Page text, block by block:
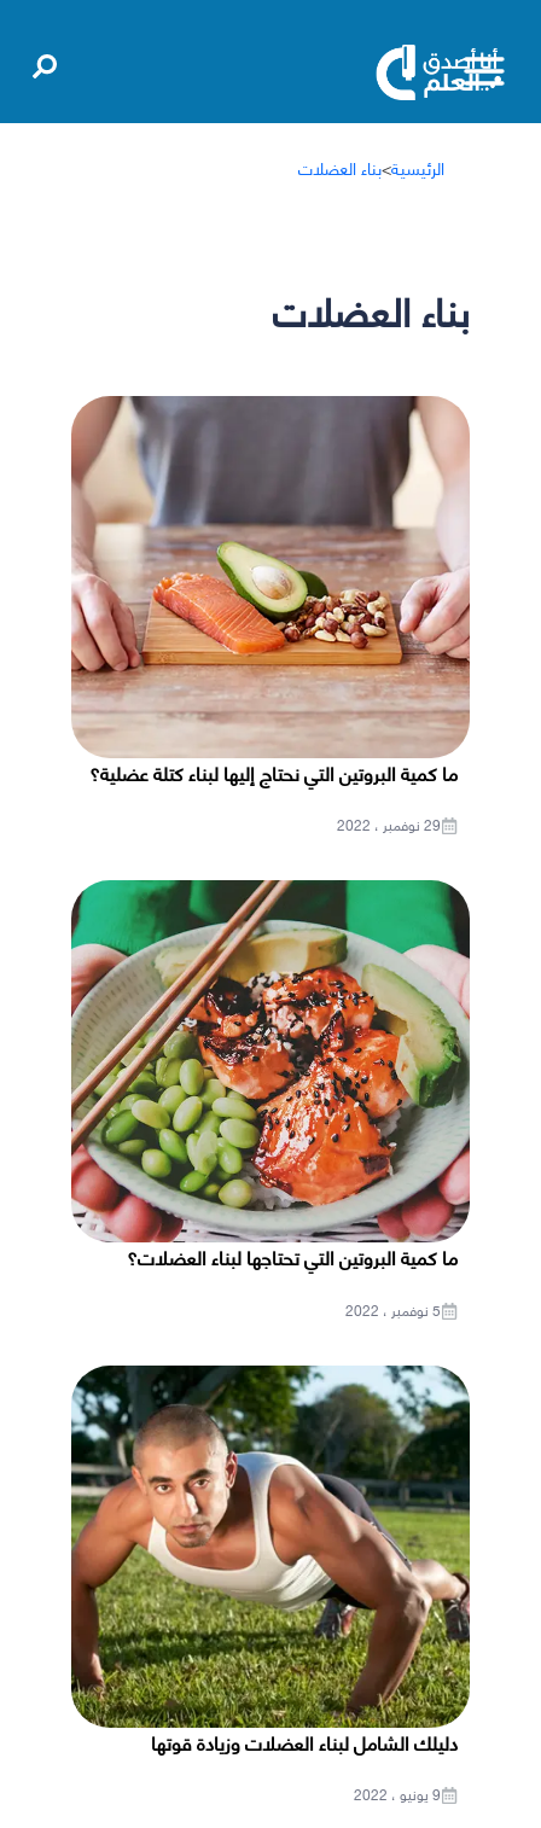
الرئيسية>بناء العضلات
بناء العضلات
ما كمية البروتين التي نحتاج إليها لبناء كتلة عضلية؟
29 نوفمبر ، 2022
ما كمية البروتين التي تحتاجها لبناء العضلات؟
5 نوفمبر ، 2022
دليلك الشامل لبناء العضلات وزيادة قوتها
9 يونيو ، 2022